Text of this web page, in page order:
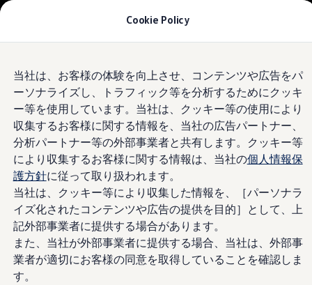
Cookie Policy
当社は、お客様の体験を向上させ、コンテンツや広告をパ
ーソナライズし、トラフィック等を分析するためにクッキ
ー等を使用しています。当社は、クッキー等の使用により
収集するお客様に関する情報を、当社の広告パートナー、
分析パートナー等の外部事業者と共有します。クッキー等
により収集するお客様に関する情報は、当社の個人情報保
護方針に従って取り扱われます。
当社は、クッキー等により収集した情報を、［パーソナラ
イズ化されたコンテンツや広告の提供を目的］として、上
記外部事業者に提供する場合があります。
また、当社が外部事業者に提供する場合、当社は、外部事
業者が適切にお客様の同意を取得していることを確認しま
す。
main
content
to
footer
モデル＆見積りシミュレーション
セーフティ マイスター
ID. Buzz
T-Cross
Tiguan
Golf
Golf GTI
Golf R
Golf Variant
Golf R Variant
Passat
ID.4
Polo
Polo GTI
Golf Touran
T-Roc
T-Roc R
フォルクスワーゲンマガジン
キャンペーン/イベント
Volkswagen池上
4.8|301 レビュー